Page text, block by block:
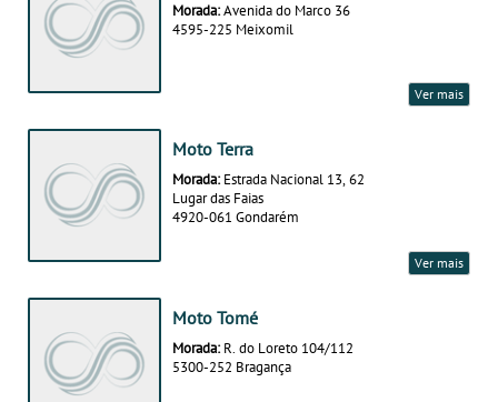
Morada:Avenida do Marco 36
4595-225 Meixomil
Ver mais
Moto Terra
Morada: Estrada Nacional 13, 62
Lugar das Faias
4920-061 Gondarém
Ver mais
Moto Tomé
Morada: R. do Loreto 104/112
5300-252 Bragança